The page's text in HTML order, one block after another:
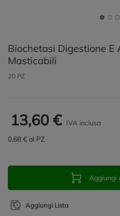
Biochetasi Digestione E
Masticabili
20 PZ
13,60 € IVA inclusa
0,68 € al PZ
Aggiungi
Aggiungi Lista